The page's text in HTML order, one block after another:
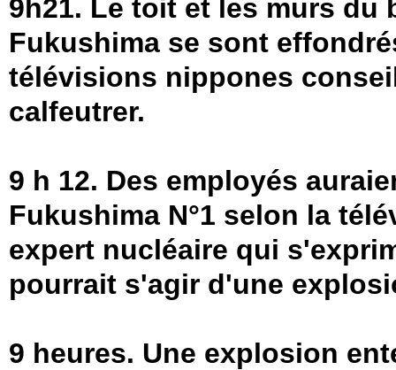
9h21. Le toit et les murs du
Fukushima se sont
télévisions nippones
calfeutrer.
9 h 12. Des employés
Fukushima N°1 selon la
expert nucléaire qui
pourrait s'agir d'une
9 heures. Une explosion